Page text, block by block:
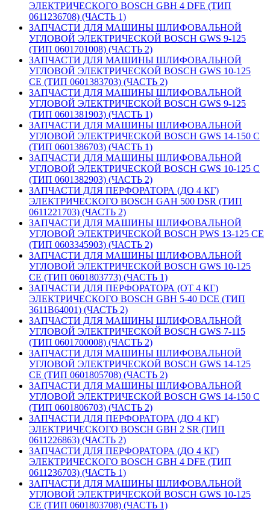
ЭЛЕКТРИЧЕСКОГО BOSCH GBH 4 DFE (ТИП
0611236708) (ЧАСТЬ 1)
ЗАПЧАСТИ ДЛЯ МАШИНЫ ШЛИФОВАЛЬНОЙ
УГЛОВОЙ ЭЛЕКТРИЧЕСКОЙ BOSCH GWS 9-125
(ТИП 0601701008) (ЧАСТЬ 2)
ЗАПЧАСТИ ДЛЯ МАШИНЫ ШЛИФОВАЛЬНОЙ
УГЛОВОЙ ЭЛЕКТРИЧЕСКОЙ BOSCH GWS 10-125
CE (ТИП 0601383703) (ЧАСТЬ 2)
ЗАПЧАСТИ ДЛЯ МАШИНЫ ШЛИФОВАЛЬНОЙ
УГЛОВОЙ ЭЛЕКТРИЧЕСКОЙ BOSCH GWS 9-125
(ТИП 0601381903) (ЧАСТЬ 1)
ЗАПЧАСТИ ДЛЯ МАШИНЫ ШЛИФОВАЛЬНОЙ
УГЛОВОЙ ЭЛЕКТРИЧЕСКОЙ BOSCH GWS 14-150 C
(ТИП 0601386703) (ЧАСТЬ 1)
ЗАПЧАСТИ ДЛЯ МАШИНЫ ШЛИФОВАЛЬНОЙ
УГЛОВОЙ ЭЛЕКТРИЧЕСКОЙ BOSCH GWS 10-125 C
(ТИП 0601382903) (ЧАСТЬ 2)
ЗАПЧАСТИ ДЛЯ ПЕРФОРАТОРА (ДО 4 КГ)
ЭЛЕКТРИЧЕСКОГО BOSCH GAH 500 DSR (ТИП
0611221703) (ЧАСТЬ 2)
ЗАПЧАСТИ ДЛЯ МАШИНЫ ШЛИФОВАЛЬНОЙ
УГЛОВОЙ ЭЛЕКТРИЧЕСКОЙ BOSCH PWS 13-125 CE
(ТИП 0603345903) (ЧАСТЬ 2)
ЗАПЧАСТИ ДЛЯ МАШИНЫ ШЛИФОВАЛЬНОЙ
УГЛОВОЙ ЭЛЕКТРИЧЕСКОЙ BOSCH GWS 10-125
CE (ТИП 0601803773) (ЧАСТЬ 1)
ЗАПЧАСТИ ДЛЯ ПЕРФОРАТОРА (ОТ 4 КГ)
ЭЛЕКТРИЧЕСКОГО BOSCH GBH 5-40 DCE (ТИП
3611B64001) (ЧАСТЬ 2)
ЗАПЧАСТИ ДЛЯ МАШИНЫ ШЛИФОВАЛЬНОЙ
УГЛОВОЙ ЭЛЕКТРИЧЕСКОЙ BOSCH GWS 7-115
(ТИП 0601700008) (ЧАСТЬ 2)
ЗАПЧАСТИ ДЛЯ МАШИНЫ ШЛИФОВАЛЬНОЙ
УГЛОВОЙ ЭЛЕКТРИЧЕСКОЙ BOSCH GWS 14-125
CE (ТИП 0601805708) (ЧАСТЬ 2)
ЗАПЧАСТИ ДЛЯ МАШИНЫ ШЛИФОВАЛЬНОЙ
УГЛОВОЙ ЭЛЕКТРИЧЕСКОЙ BOSCH GWS 14-150 C
(ТИП 0601806703) (ЧАСТЬ 2)
ЗАПЧАСТИ ДЛЯ ПЕРФОРАТОРА (ДО 4 КГ)
ЭЛЕКТРИЧЕСКОГО BOSCH GBH 2 SR (ТИП
0611226863) (ЧАСТЬ 2)
ЗАПЧАСТИ ДЛЯ ПЕРФОРАТОРА (ДО 4 КГ)
ЭЛЕКТРИЧЕСКОГО BOSCH GBH 4 DFE (ТИП
0611236703) (ЧАСТЬ 1)
ЗАПЧАСТИ ДЛЯ МАШИНЫ ШЛИФОВАЛЬНОЙ
УГЛОВОЙ ЭЛЕКТРИЧЕСКОЙ BOSCH GWS 10-125
CE (ТИП 0601803708) (ЧАСТЬ 1)